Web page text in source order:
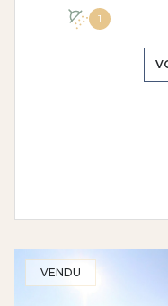
1
VENDU